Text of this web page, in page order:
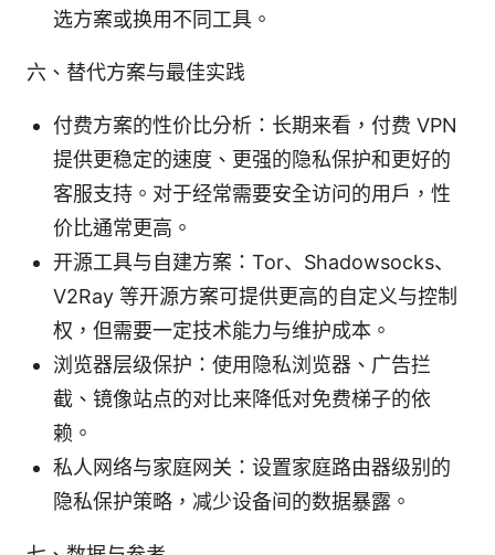
选方案或换用不同工具。
六、替代方案与最佳实践
付费方案的性价比分析：长期来看，付费 VPN
提供更稳定的速度、更强的隐私保护和更好的
客服支持。对于经常需要安全访问的用户，性
价比通常更高。
开源工具与自建方案：Tor、Shadowsocks、
V2Ray 等开源方案可提供更高的自定义与控制
权，但需要一定技术能力与维护成本。
浏览器层级保护：使用隐私浏览器、广告拦
截、镜像站点的对比来降低对免费梯子的依
赖。
私人网络与家庭网关：设置家庭路由器级别的
隐私保护策略，减少设备间的数据暴露。